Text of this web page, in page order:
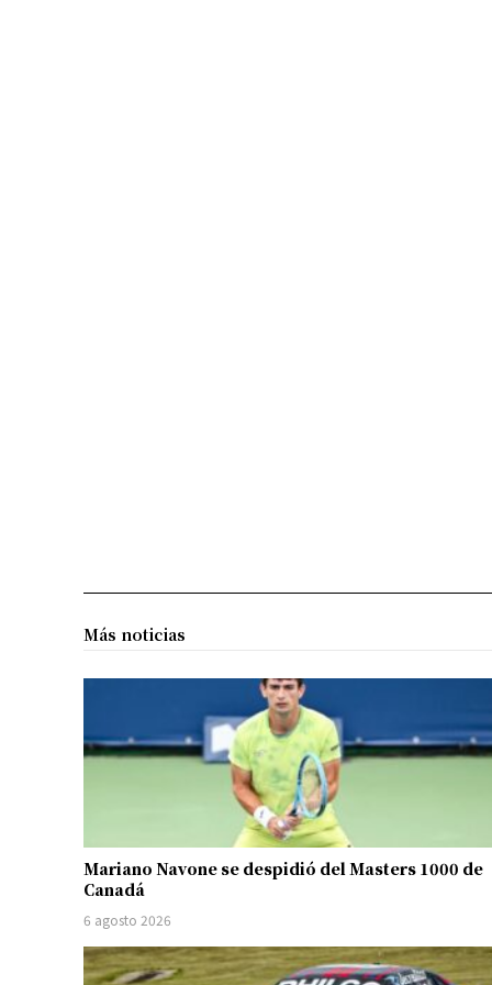
Más noticias
Mariano Navone se despidió del Masters 1000 de
Canadá
6 agosto 2026